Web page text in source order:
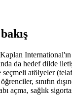
da hedef dilde
atölyeler
sınıfın
açma, sağlık